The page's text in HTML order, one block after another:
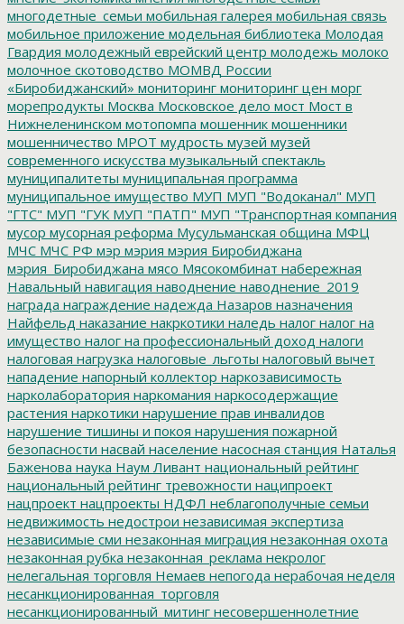
многодетные_семьи мобильная галерея мобильная связь
мобильное приложение модельная библиотека Молодая
Гвардия молодежный еврейский центр молодежь молоко
молочное скотоводство МОМВД России
«Биробиджанский» мониторинг мониторинг цен морг
морепродукты Москва Московское дело мост Мост в
Нижнеленинском мотопомпа мошенник мошенники
мошенничество МРОТ мудрость музей музей
современного искусства музыкальный спектакль
муниципалитеты муниципальная программа
муниципальное имущество МУП МУП "Водоканал" МУП
"ГТС" МУП "ГУК МУП "ПАТП" МУП "Транспортная компания
мусор мусорная реформа Мусульманская община МФЦ
МЧС МЧС РФ мэр мэрия мэрия Биробиджана
мэрия_Биробиджана мясо Мясокомбинат набережная
Навальный навигация наводнение наводнение_2019
награда награждение надежда Назаров назначения
Найфельд наказание накркотики наледь налог налог на
имущество налог на профессиональный доход налоги
налоговая нагрузка налоговые_льготы налоговый вычет
нападение напорный коллектор наркозависимость
нарколаборатория наркомания наркосодержащие
растения наркотики нарушение прав инвалидов
нарушение тишины и покоя нарушения пожарной
безопасности насвай население насосная станция Наталья
Баженова наука Наум Ливант национальный рейтинг
национальный рейтинг тревожности наципроект
нацпроект нацпроекты НДФЛ неблагополучные семьи
недвижимость недострои независимая экспертиза
независимые сми незаконная миграция незаконная охота
незаконная рубка незаконная_реклама некролог
нелегальная торговля Немаев непогода нерабочая неделя
несанкционированная_торговля
несанкционированный_митинг несовершеннолетние